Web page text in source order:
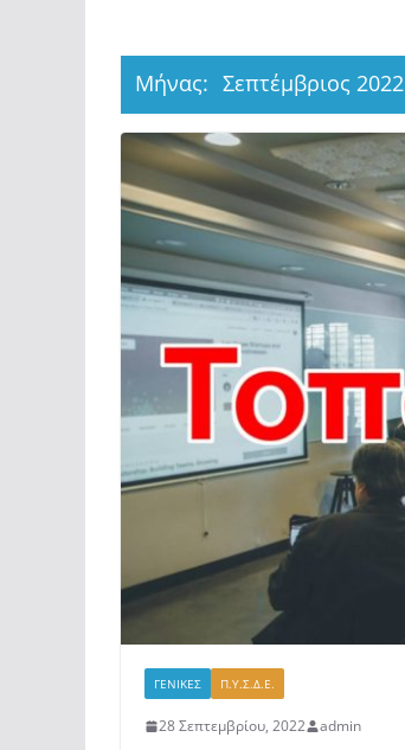
Μήνας: Σεπτέμβριος 2022
ΓΕΝΙΚΕΣ Π.Υ.Σ.Δ.Ε.
28 Σεπτεμβρίου, 2022 admin